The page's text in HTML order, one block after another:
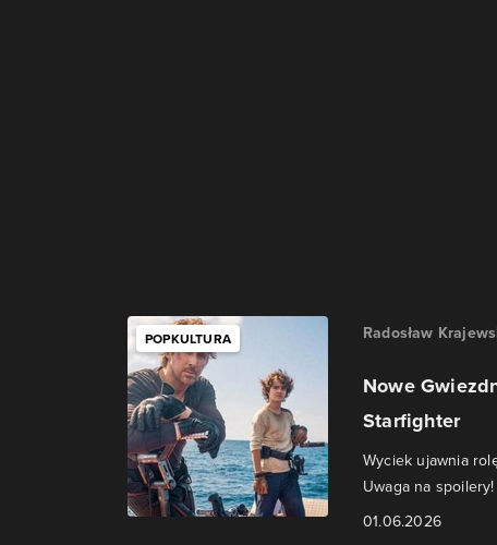
POPKULTURA Radosław
Nowe
Starfighter
Wyciek ujawnia
Uwaga na spoilery!
01.06.2026